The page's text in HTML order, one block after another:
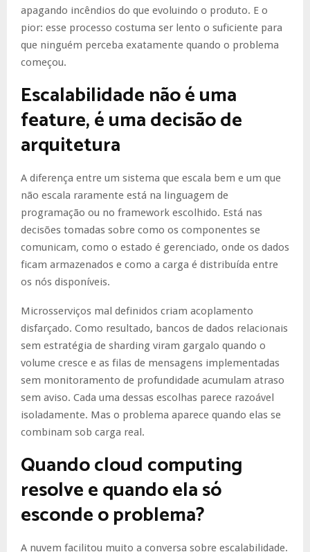
apagando incêndios do que evoluindo o produto. E o
pior: esse processo costuma ser lento o suficiente para
que ninguém perceba exatamente quando o problema
começou.
Escalabilidade não é uma
feature, é uma decisão de
arquitetura
A diferença entre um sistema que escala bem e um que
não escala raramente está na linguagem de
programação ou no framework escolhido. Está nas
decisões tomadas sobre como os componentes se
comunicam, como o estado é gerenciado, onde os dados
ficam armazenados e como a carga é distribuída entre
os nós disponíveis.
Microsserviços mal definidos criam acoplamento
disfarçado. Como resultado, bancos de dados relacionais
sem estratégia de sharding viram gargalo quando o
volume cresce e as filas de mensagens implementadas
sem monitoramento de profundidade acumulam atraso
sem aviso. Cada uma dessas escolhas parece razoável
isoladamente. Mas o problema aparece quando elas se
combinam sob carga real.
Quando cloud computing
resolve e quando ela só
esconde o problema?
A nuvem facilitou muito a conversa sobre escalabilidade.